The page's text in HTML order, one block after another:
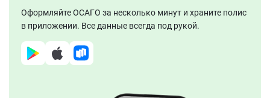
Оформляйте ОСАГО за несколько минут и храните полис
в приложении. Все данные всегда под рукой.